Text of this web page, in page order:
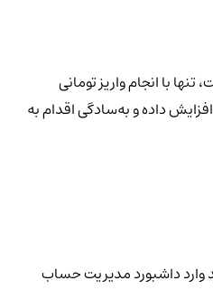
با انجام واریز تومانی
داده و به‌سادگی اقدام به
وارد داشبورد مدیریت حساب